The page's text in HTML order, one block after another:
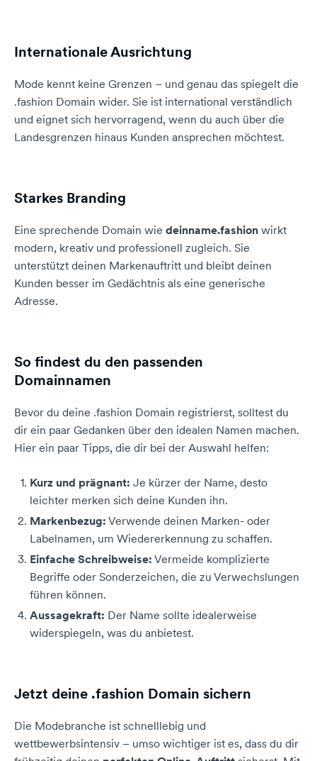
Internationale Ausrichtung
Mode kennt keine Grenzen – und genau das spiegelt die
.fashion Domain wider. Sie ist international verständlich
und eignet sich hervorragend, wenn du auch über die
Landesgrenzen hinaus Kunden ansprechen möchtest.
Starkes Branding
Eine sprechende Domain wie deinname.fashion wirkt
modern, kreativ und professionell zugleich. Sie
unterstützt deinen Markenauftritt und bleibt deinen
Kunden besser im Gedächtnis als eine generische
Adresse.
So findest du den passenden
Domainnamen
Bevor du deine .fashion Domain registrierst, solltest du
dir ein paar Gedanken über den idealen Namen machen.
Hier ein paar Tipps, die dir bei der Auswahl helfen:
Kurz und prägnant: Je kürzer der Name, desto
leichter merken sich deine Kunden ihn.
Markenbezug: Verwende deinen Marken- oder
Labelnamen, um Wiedererkennung zu schaffen.
Einfache Schreibweise: Vermeide komplizierte
Begriffe oder Sonderzeichen, die zu Verwechslungen
führen können.
Aussagekraft: Der Name sollte idealerweise
widerspiegeln, was du anbietest.
Jetzt deine .fashion Domain sichern
Die Modebranche ist schnelllebig und
wettbewerbsintensiv – umso wichtiger ist es, dass du dir